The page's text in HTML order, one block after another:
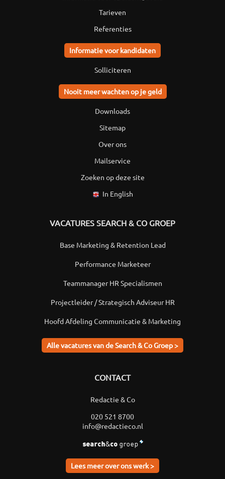
Tarieven
Referenties
Informatie voor kandidaten
Solliciteren
Nooit meer wachten op je geld
Downloads
Sitemap
Over ons
Mailservice
Zoeken op deze site
In English
VACATURES SEARCH & CO GROEP
Base Marketing & Retention Lead
Performance Marketeer
Teammanager HR Specialismen
Projectleider / Strategisch Adviseur HR
Hoofd Afdeling Communicatie & Marketing
Alle vacatures van de Search & Co Groep >
CONTACT
Redactie & Co
020 521 8700
info@redactieco.nl
Lees meer over ons werk >